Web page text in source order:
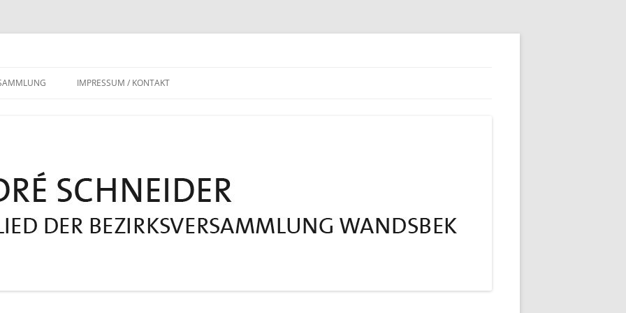
IMPRESSUM / KONTAKT